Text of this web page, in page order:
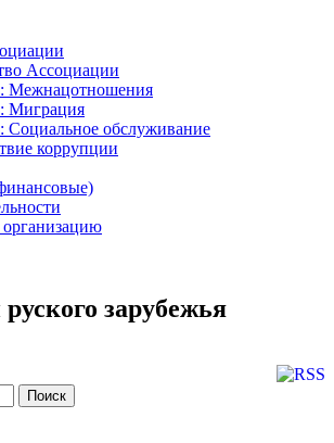
Ассоциации
Межнацотношения
Миграция
Социальное обслуживание
коррупции
организацию
зарубежья